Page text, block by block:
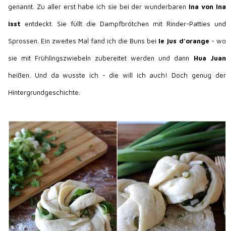
genannt. Zu aller erst habe ich sie bei der wunderbaren Ina von Ina
isst entdeckt. Sie füllt die Dampfbrötchen mit Rinder-Patties und
Sprossen. Ein zweites Mal fand ich die Buns bei le jus d'orange - wo
sie mit Frühlingszwiebeln zubereitet werden und dann Hua Juan
heißen. Und da wusste ich - die will ich auch! Doch genug der
Hintergrundgeschichte.